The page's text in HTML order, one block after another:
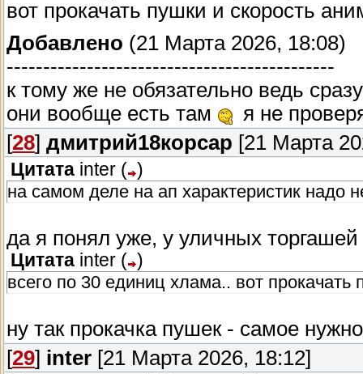
вот прокачать пушки и скорость
Добавлено (21 Марта 2026, 18:08)
---------------------------------------------
к тому же не обязательно ведь
они вообще есть там
я не
[28] дмитрий18корсар [21 Марта
Цитата inter ( )
на самом деле на ап характеристик надо
да я понял уже, у уличных
Цитата inter ( )
всего по 30 единиц хлама.. вот
ну так прокачка пушек - самое
[29] inter [21 Марта 2026, 18:12]